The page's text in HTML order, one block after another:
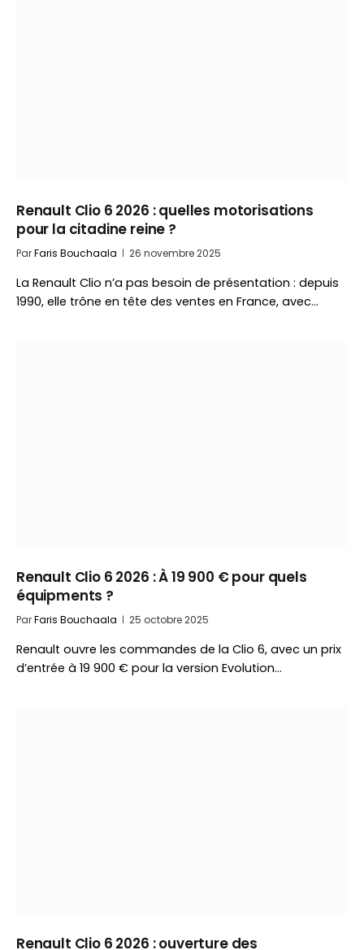
Renault Clio 6 2026 : quelles motorisations
pour la citadine reine ?
ParFaris Bouchaala 26 novembre 2025
La Renault Clio n’a pas besoin de présentation : depuis
1990, elle trône en tête des ventes en France, avec…
Renault Clio 6 2026 : À 19 900 € pour quels
équipments ?
ParFaris Bouchaala 25 octobre 2025
Renault ouvre les commandes de la Clio 6, avec un prix
d’entrée à 19 900 € pour la version Evolution…
Renault Clio 6 2026 : ouverture des